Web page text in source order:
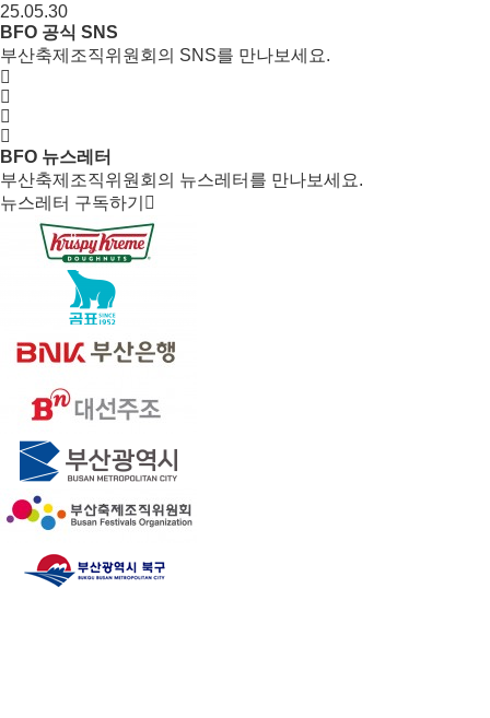
25.05.30
BFO 공식 SNS
부산축제조직위원회의 SNS를 만나보세요.
BFO 뉴스레터
부산축제조직위원회의 뉴스레터를 만나보세요.
뉴스레터 구독하기